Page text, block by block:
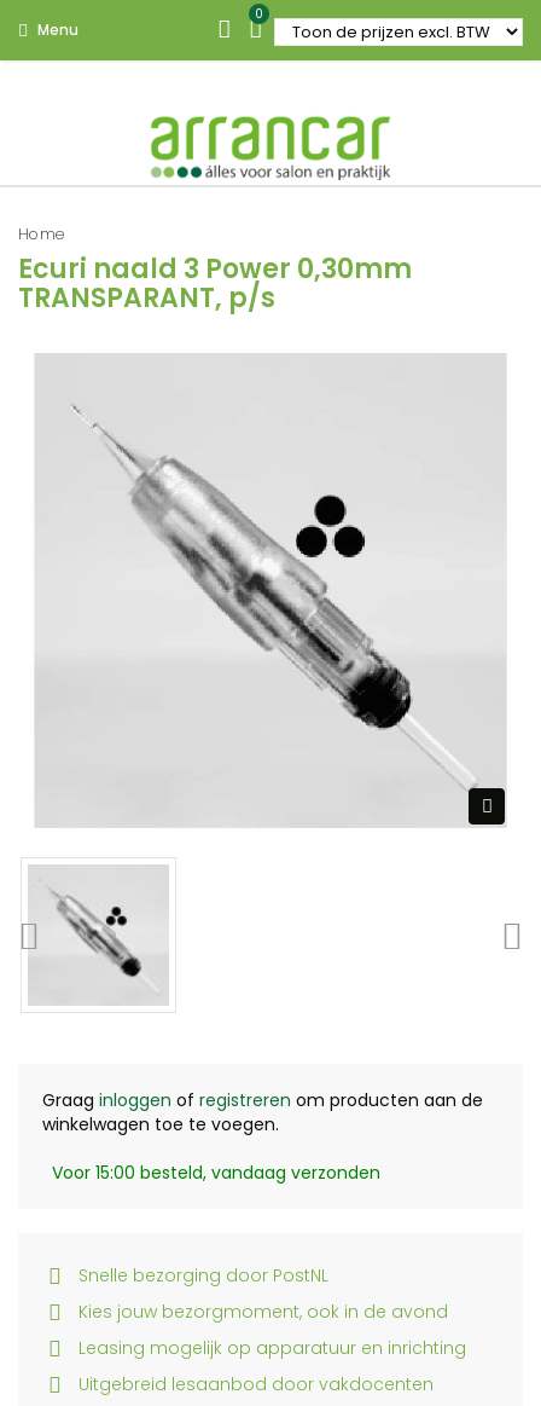
Menu
0
Home
Ecuri naald 3 Power 0,30mm
TRANSPARANT, p/s
Graag inloggen of registreren om producten aan de
winkelwagen toe te voegen.
Voor 15:00 besteld, vandaag verzonden
Snelle bezorging door PostNL
Kies jouw bezorgmoment, ook in de avond
Leasing mogelijk op apparatuur en inrichting
Uitgebreid lesaanbod door vakdocenten